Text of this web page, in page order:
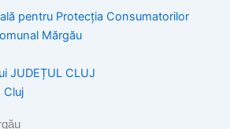
pentru Protecția Consumatorilor
Mărgău
JUDEȚUL CLUJ
Cluj